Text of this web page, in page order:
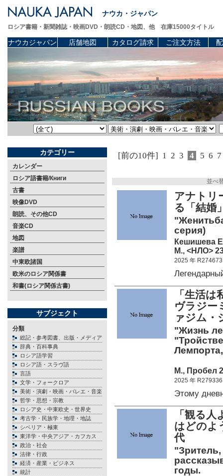
ナウカ・ジャパン
ロシア書籍・新聞雑誌・映画DVD・朗読CD・地図、他 在庫15000タイトル
ナウカジャパン 店舗地図 カタログ請求 ご注文方法
カテゴリー
カレンダー
ロシア語書籍/Книги
古書
映像DVD
朗読、その他CD
音楽CD
地図
楽譜
中東欧諸国
欧米のロシア関係書
和書(ロシア関係古書)
サブジェクト
分類
総記・参考図書、出版・メディア
辞典・百科事典
ロシア語学習
ロシア語・スラヴ語
言語
文学・フォークロア
美術・演劇・映画・バレエ・音楽
哲学・思想・宗教
ロシア史・中東欧史・世界史
考古学・民族学・地理・地誌
シベリア・極東
東洋学・中央アジア・カフカス
政治・社会
法律・行政
経済・産業・ビジネス
統計
[前の10件] 1 2 3 4 5 6 7
並べ
アナトリ
る「結
серия)
Кешишева
М., <НЛО>
2025 年 R274673
「生活
ヴラジー
ァジム・
"Жизнь
М., Пробел
2025 年 R279336
Этому
「観る
はどのよ
代
"Зритель,
годы.